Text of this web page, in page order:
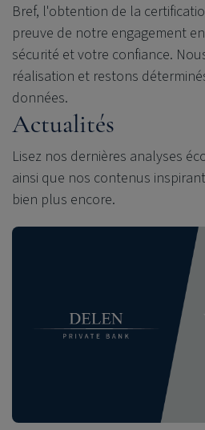
Bref, l'obtention de la
preuve de notre engagement
sécurité et votre confiance.
réalisation et restons
données.
Actualités
Lisez nos dernières analyses
ainsi que nos contenus
bien plus encore.